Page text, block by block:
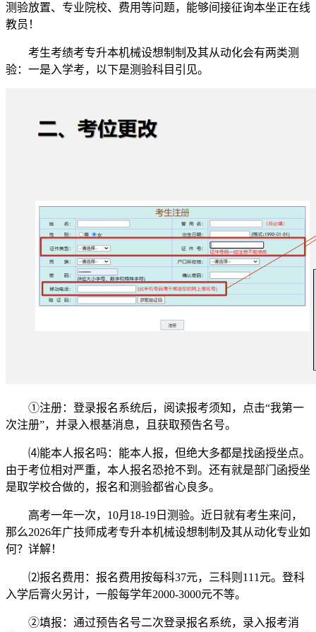
测验放置、专业院校、费用等问题，能够间接征询本坐正在线
教员！
考生考绩考专升本机械设想制制及其从动化会有两类测
验：一是入学考，以下是测验科目引见。
①注册：登录报名系统后，阅读报考须知，点击“我第一
次注册”，并录入根基消息，且获取预告名号。
⑷能本人报名吗：能本人报，但绝大多都是找函授坐点。
由于考位相对严重，本人报名恐抢不到。还有就是部门函授坐
是取学校合做的，报名和测验都省心良多。
高考一年一次，10月18-19日测验。近日就有考生来问，
那么2026年广技师成考专升本机械设想制制及其从动化专业如
何？详解！
⑵报名费用：报名费用按每科37元，三科则111元。登科
入学后膏火另计，一般每学年2000-3000元不等。
②填报：通过预告名号二次登录报名系统，录入报考消